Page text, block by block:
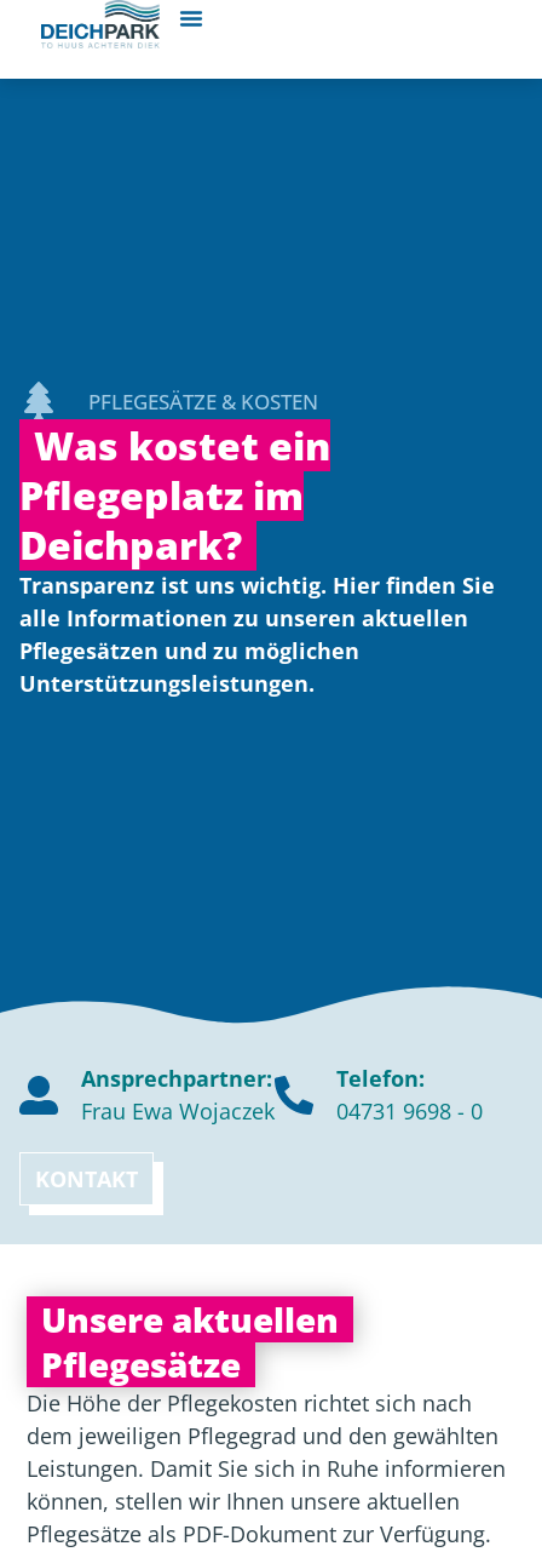
PFLEGESÄTZE & KOSTEN
Was kostet ein
Pflegeplatz im
Deichpark?
Transparenz ist uns wichtig. Hier finden Sie
alle Informationen zu unseren aktuellen
Pflegesätzen und zu möglichen
Unterstützungsleistungen.
Ansprechpartner:
Frau Ewa Wojaczek
Telefon:
04731 9698 - 0
KONTAKT
Unsere aktuellen
Pflegesätze
Die Höhe der Pflegekosten richtet sich nach
dem jeweiligen Pflegegrad und den gewählten
Leistungen. Damit Sie sich in Ruhe informieren
können, stellen wir Ihnen unsere aktuellen
Pflegesätze als PDF-Dokument zur Verfügung.